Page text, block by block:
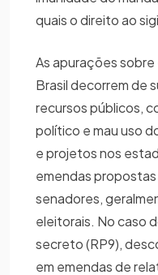
quais o direito ao
As apurações
Brasil decorrem de
recursos públicos,
político e mau uso
e projetos nos
emendas
senadores,
eleitorais. No caso
secreto (RP9),
em emendas de